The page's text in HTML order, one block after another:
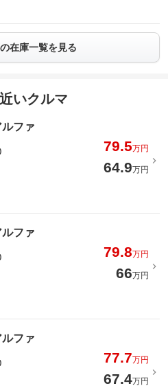
在庫一覧を見る
いクルマ
ファ
79.5万円
64.9万円
ファ
79.8万円
66万円
ファ
77.7万円
67.4万円